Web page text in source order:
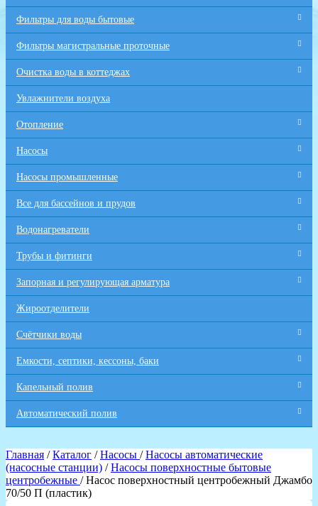
Фильтры для воды бытовые
Фильтры магистральные проточные
Очистка воды в коттеджах
Увлажнители воздуха
Отопление
Насосы
Насосы промышленные
Все для бaссейнов и прудов
Водонагреватели
Трубы и фитинги
Запорная и регулирующая арматура
Жироотделители
Счётчики воды
Емкости, септики, кессоны, баки
Капельный полив
Автоматический полив
Главная /Каталог /Насосы /Насосы автоматические
(насосные станции) /Насосы поверхностные бытовые
центробежные / Насос поверхностный центробежный Джамбо
70/50 П (пластик)